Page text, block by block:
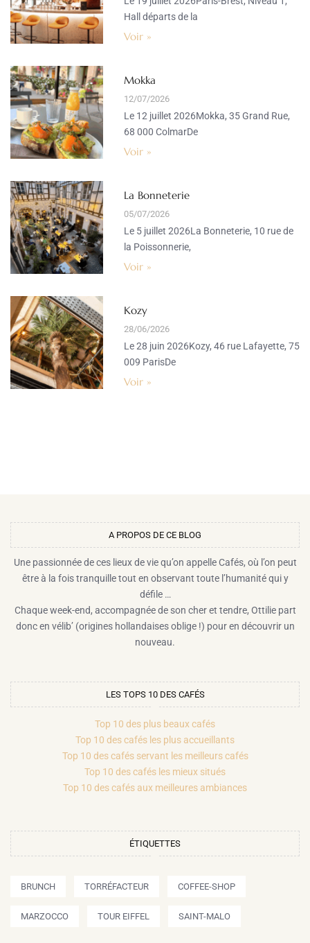
Hall départs de la
Voir »
Mokka
12/07/2026
Le 12 juillet 2026Mokka, 35 Grand Rue,
68 000 ColmarDe
Voir »
La Bonneterie
05/07/2026
Le 5 juillet 2026La Bonneterie, 10 rue de
la Poissonnerie,
Voir »
Kozy
28/06/2026
Le 28 juin 2026Kozy, 46 rue Lafayette, 75
009 ParisDe
Voir »
A PROPOS DE CE BLOG​
Une passionnée de ces lieux de vie qu’on appelle Cafés, où l’on peut
être à la fois tranquille tout en observant toute l’humanité qui y
défile …
Chaque week-end, accompagnée de son cher et tendre, Ottilie part
donc en vélib’ (origines hollandaises oblige !) pour en découvrir un
nouveau.
LES TOPS 10 DES CAFÉS
Top 10 des plus beaux cafés
Top 10 des cafés les plus accueillants
Top 10 des cafés servant les meilleurs cafés
Top 10 des cafés les mieux situés
Top 10 des cafés aux meilleures ambiances
ÉTIQUETTES
BRUNCH TORRÉFACTEUR COFFEE-SHOP
MARZOCCO TOUR EIFFEL SAINT-MALO